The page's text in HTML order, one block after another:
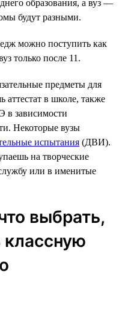
образования, а вуз —
будут разными.
можно поступить как
только после 11.
предметы для
в школе, также
в зависимости
Некоторые вузы
испытания (ДВИ).
на творческие
или в именитые
выбрать,
классную